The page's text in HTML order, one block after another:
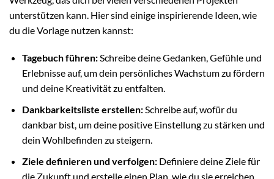
unterstützen kann. Hier sind einige inspirierende Ideen, wie
du die Vorlage nutzen kannst:
Tagebuch führen:Schreibe deine Gedanken, Gefühle und
Erlebnisse auf, um dein persönliches Wachstum zu fördern
und deine Kreativität zu entfalten.
Dankbarkeitsliste erstellen:Schreibe auf, wofür du
dankbar bist, um deine positive Einstellung zu stärken und
dein Wohlbefinden zu steigern.
Ziele definieren und verfolgen:Definiere deine Ziele für
die Zukunft und erstelle einen Plan, wie du sie erreichen